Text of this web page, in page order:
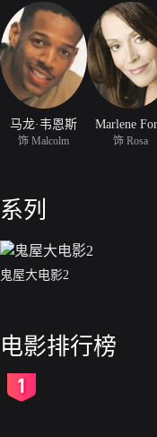
马龙·韦恩斯
饰 Malcolm
Marlene
饰 Rosa
系列
鬼屋大电影2
电影排行榜